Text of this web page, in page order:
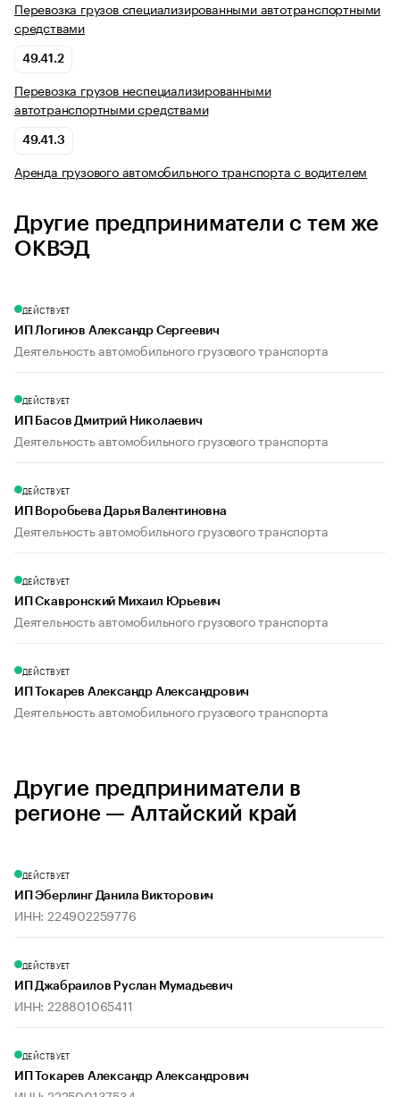
Перевозка грузов специализированными автотранспортными
средствами
49.41.2
Перевозка грузов неспециализированными
автотранспортными средствами
49.41.3
Аренда грузового автомобильного транспорта с водителем
Другие предприниматели с тем же
ОКВЭД
ДЕЙСТВУЕТ
ИП Логинов Александр Сергеевич
Деятельность автомобильного грузового транспорта
ДЕЙСТВУЕТ
ИП Басов Дмитрий Николаевич
Деятельность автомобильного грузового транспорта
ДЕЙСТВУЕТ
ИП Воробьева Дарья Валентиновна
Деятельность автомобильного грузового транспорта
ДЕЙСТВУЕТ
ИП Скавронский Михаил Юрьевич
Деятельность автомобильного грузового транспорта
ДЕЙСТВУЕТ
ИП Токарев Александр Александрович
Деятельность автомобильного грузового транспорта
Другие предприниматели в
регионе — Алтайский край
ДЕЙСТВУЕТ
ИП Эберлинг Данила Викторович
ИНН: 224902259776
ДЕЙСТВУЕТ
ИП Джабраилов Руслан Мумадьевич
ИНН: 228801065411
ДЕЙСТВУЕТ
ИП Токарев Александр Александрович